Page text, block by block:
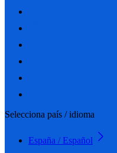
Selecciona país / idioma
España / Español